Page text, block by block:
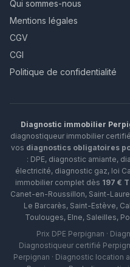
Qui sommes-nous
Mentions légales
CGV
CGI
Politique de confidentialité
Diagnostic immobilier
diagnostiqueur immobilier
vos diagnostics obligatoires
: DPE, diagnostic amiante,
électricité, diagnostic gaz, loi
immobilier complet dès 197 €
Canet-en-Roussillon, Saint-
Le Barcarès, Saint-Estève,
Toulouges, Elne, Saleilles,
Prix DPE Perpignan ·
Diagnostiqueur certifié
Perpignan · Diagnostic location